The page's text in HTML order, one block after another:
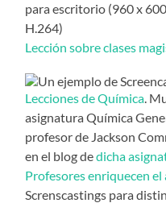
para escritorio (960 x
H.264)
Lección sobre clases
Lecciones de Química .
asignatura Química
profesor de Jackson
en el blog dedicha
Profesores enriquecen
Screnscastings para